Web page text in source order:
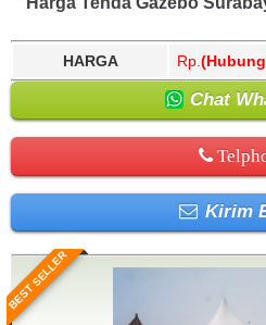
HARGA Rp.
Chat
Kirim
BEST SELLER